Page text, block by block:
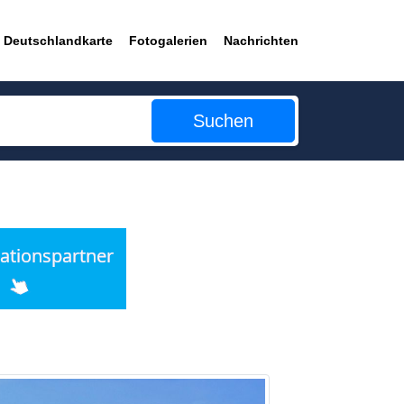
Deutschlandkarte Fotogalerien Nachrichten
Suchen